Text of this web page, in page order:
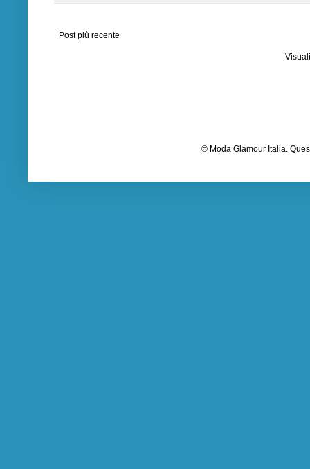
Post più recente
© Moda Glamour Italia.